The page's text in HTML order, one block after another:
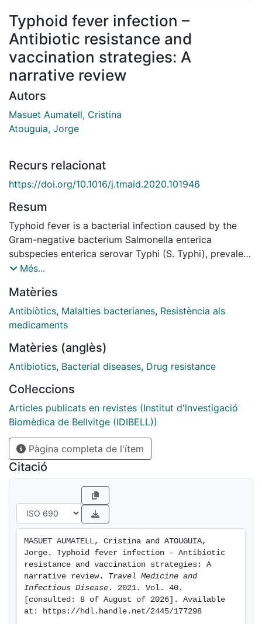
Typhoid fever infection –
Antibiotic resistance and
vaccination strategies: A
narrative review
Autors
Masuet Aumatell, Cristina
Atouguia, Jorge
Recurs relacionat
https://doi.org/10.1016/j.tmaid.2020.101946
Resum
Typhoid fever is a bacterial infection caused by the
Gram-negative bacterium Salmonella enterica
subspecies enterica serovar Typhi (S. Typhi), prevalent
in many low- and middle-income countries. In high-
travel-related, consequent to travel in typhoid-
endemic regions; however, data show that the level of
typhoid vaccination in travellers is low. Successful
becoming increasingly difficult due to drug resistance;
emerging resistance has spread geographically due to
affecting those in endemic regions and travellers alike.
This review provides an overview of: the epidemiology
and diagnosis of typhoid fever; the emergence of
drug-resistant typhoid strains in the endemic setting;
drug resistance observed in travellers; vaccines
currently available to prevent typhoid fever; vaccine
recommendations for people living in typhoid-endemic
regions; strategies for the introduction of typhoid
vaccines and stakeholders in vaccination programmes;
and travel recommendations for a selection of
typhoid fever.
Més...
Matèries
Antibiòtics, Malalties bacterianes, Resistència als
medicaments
Matèries (anglès)
Antibiotics, Bacterial diseases, Drug resistance
Col·leccions
Articles publicats en revistes (Institut d'lnvestigació
Biomèdica de Bellvitge (IDIBELL))
Pàgina completa de l'ítem
Citació
MASUET AUMATELL, Cristina and ATOUGUIA,
Jorge. Typhoid fever infection – Antibiotic
resistance and vaccination strategies: A
narrative review. Travel Medicine and
Infectious Disease . 2021. Vol. 40.
[consulted: 8 of August of 2026]. Available
at: https://hdl.handle.net/2445/177298